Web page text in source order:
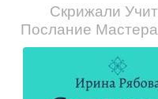
Скрижали
Послание